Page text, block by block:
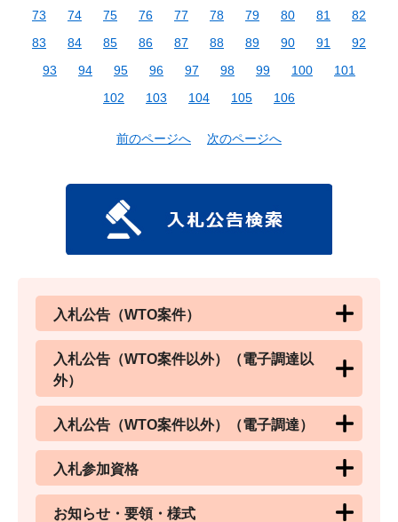
73
74 75 76 77 78 79 80 81
82
83
84 85 86 87 88 89 90 91
92
93
94 95 96 97 98 99 100
101
102
103 104 105 106
前のページへ 次のページへ
入札公告（WTO案件）
入札公告（WTO案件以外）（電子調達以
外）
入札公告（WTO案件以外）（電子調達）
入札参加資格
お知らせ・要領・様式